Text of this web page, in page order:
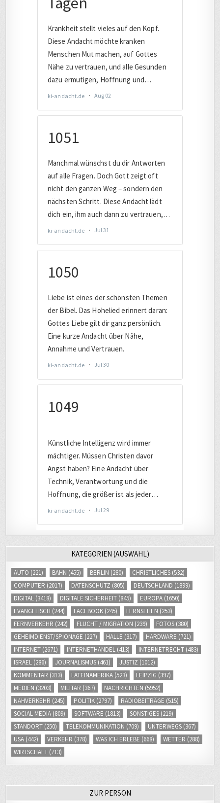
AUTO(221) BAHN(455) BERLIN(280) CHRISTLICHES(532)
COMPUTER
(2017) DATENSCHUTZ (805) DEUTSCHLAND(1899)
DIGITAL (3418) DIGITALE SICHERHEIT(845) EUROPA(1650)
EVANGELISCH (244) FACEBOOK(245) FERNSEHEN(253)
FERNVERKEHR(242) FLUCHT / MIGRATION(239) FOTOS
GEHEIMDIENST/SPIONAGE(227) HALLE (317) HARDWARE(721)
INTERNET(2671) INTERNETHANDEL(413) INTERNETRECHT(483)
ISRAEL(286) JOURNALISMUS(461) JUSTIZ
(1012)
KOMMENTAR
(313) LATEINAMERIKA (523) LEIPZIG
MEDIEN(3203) MILITÄR(367) NACHRICHTEN(5952)
NAHVERKEHR(245) POLITIK (2797) RADIOBEITRÄGE
SOCIAL MEDIA (809) SOFTWARE(1813) SONSTIGES(219)
STANDORT(250) TELEKOMMUNIKATION (709) UNTERWEGS
USA(442) VERKEHR(378) WAS ICH ERLEBE (668) WETTER(288)
WIRTSCHAFT(713)